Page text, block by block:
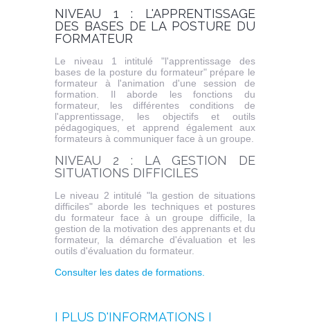
NIVEAU 1 : L'APPRENTISSAGE
DES BASES DE LA POSTURE DU
FORMATEUR
Le niveau 1 intitulé "l'apprentissage des
bases de la posture du formateur" prépare le
formateur à l'animation d'une session de
formation. Il aborde les fonctions du
formateur, les différentes conditions de
l'apprentissage, les objectifs et outils
pédagogiques, et apprend également aux
formateurs à communiquer face à un groupe.
NIVEAU 2 : LA GESTION DE
SITUATIONS DIFFICILES
Le niveau 2 intitulé "la gestion de situations
difficiles" aborde les techniques et postures
du formateur face à un groupe difficile, la
gestion de la motivation des apprenants et du
formateur, la démarche d'évaluation et les
outils d'évaluation du formateur.
Consulter les dates de formations.
I PLUS D'INFORMATIONS I